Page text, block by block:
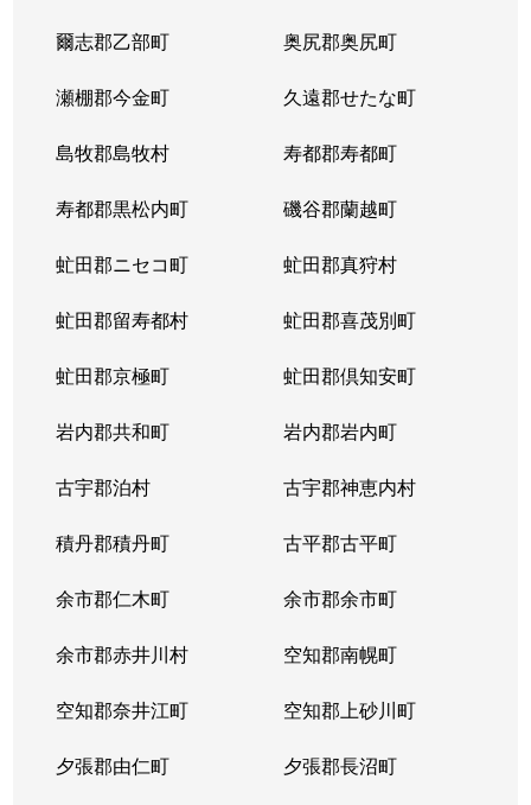
爾志郡乙部町 奥尻郡奥尻町
瀬棚郡今金町 久遠郡せたな町
島牧郡島牧村 寿都郡寿都町
寿都郡黒松内町 磯谷郡蘭越町
虻田郡ニセコ町 虻田郡真狩村
虻田郡留寿都村 虻田郡喜茂別町
虻田郡京極町 虻田郡倶知安町
岩内郡共和町 岩内郡岩内町
古宇郡泊村 古宇郡神恵内村
積丹郡積丹町 古平郡古平町
余市郡仁木町 余市郡余市町
余市郡赤井川村 空知郡南幌町
空知郡奈井江町 空知郡上砂川町
夕張郡由仁町 夕張郡長沼町